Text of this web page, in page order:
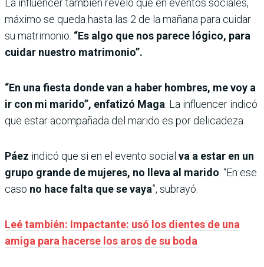
La influencer también reveló que en eventos sociales,
máximo se queda hasta las 2 de la mañana para cuidar
su matrimonio. “Es algo que nos parece lógico, para
cuidar nuestro matrimonio”.
“En una fiesta donde van a haber hombres, me voy a
ir con mi marido”, enfatizó Maga. La influencer indicó
que estar acompañada del marido es por delicadeza.
Páez indicó que si en el evento social va a estar en un
grupo grande de mujeres, no lleva al marido. “En ese
caso no hace falta que se vaya”, subrayó.
Leé también: Impactante: usó los dientes de una
amiga para hacerse los aros de su boda